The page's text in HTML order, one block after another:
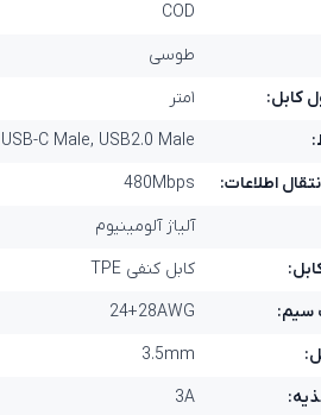
COD
طوسی
کابل:
۱متر
USB-C Male, USB2.0 Male
اطلاعات:
480Mbps
آلیاژ آلومینیوم
کابل کنفی TPE
سیم:
24+28AWG
3.5mm
3A